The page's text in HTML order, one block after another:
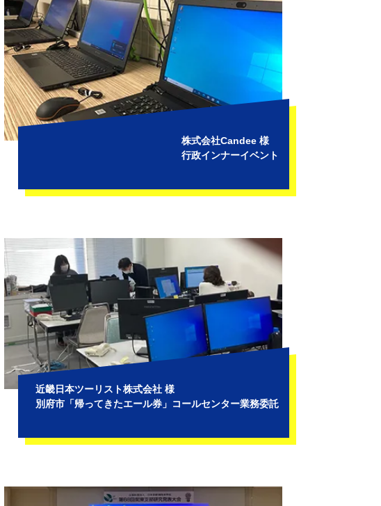
株式会社Candee 様
行政インナーイベント
近畿日本ツーリスト株式会社 様
別府市「帰ってきたエール券」コールセンター業務委託